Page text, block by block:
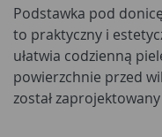
Podstawka pod
to praktyczny i
ułatwia codzienną
powierzchnie przed
został